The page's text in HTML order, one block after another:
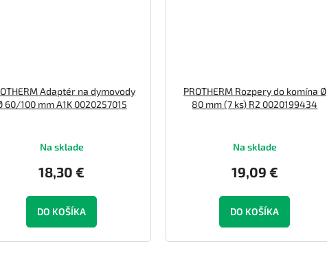
Adaptér na dymovody
60/100 mm A1K 0020257015
Na sklade
18,30 €
DO KOŠÍKA
PROTHERM Rozpery do komína Ø
80 mm (7 ks) R2 0020199434
Na sklade
19,09 €
DO KOŠÍKA